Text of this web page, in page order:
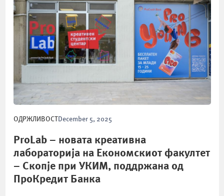
ОДРЖЛИВОСТDecember 5, 2025
ProLab – новата креативна
лабораторија на Економскиот факултет
– Скопје при УКИМ, поддржана од
ПроКредит Банка